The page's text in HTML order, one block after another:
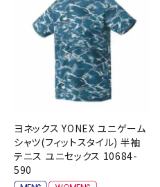
SALE品はこちら
INFORMATIOM
ご利用ガイド
メルマガ登録
特定商取引法
ヨネックス YONEX ユニゲーム
シャツ(フィットスタイル) 半袖
テニス ユニセックス 10684-
590